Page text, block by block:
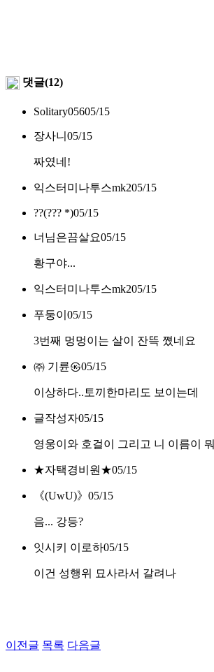
댓글(12)
Solitary05605/15
장사니 05/15
짜였네!
익스터미나투스mk205/15
??(??? *)05/15
너님은끔살요05/15
황구야...
익스터미나투스mk205/15
푸둥이 05/15
3번째 멍멍이는 살이 잔뜩 쪘네요
㈜ 기륜㉿05/15
이상하다..토끼한마리도 보이는데
글작성자05/15
영웅이와 호걸이 그리고 니 이름이
★자택경비원★05/15
《(UwU)》 05/15
음... 강등?
잇시키 이로하05/15
이건 성행위 묘사라서 갈려나
이전글 목록 다음글